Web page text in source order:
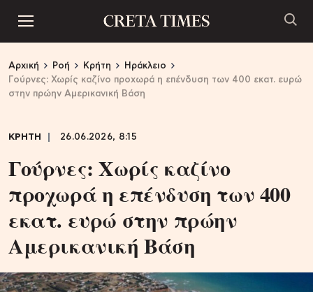
Αρχική Ροή Κρήτη
Ηράκλειο
Γούρνες: Χωρίς καζίνο προχωρά η επένδυση των 400 εκατ. ευρώ
στην πρώην Αμερικανική Βάση
ΚΡΗΤΗ 26.06.2026, 8:15
Γούρνες: Χωρίς καζίνο
προχωρά η επένδυση των 400
εκατ. ευρώ στην πρώην
Αμερικανική Βάση